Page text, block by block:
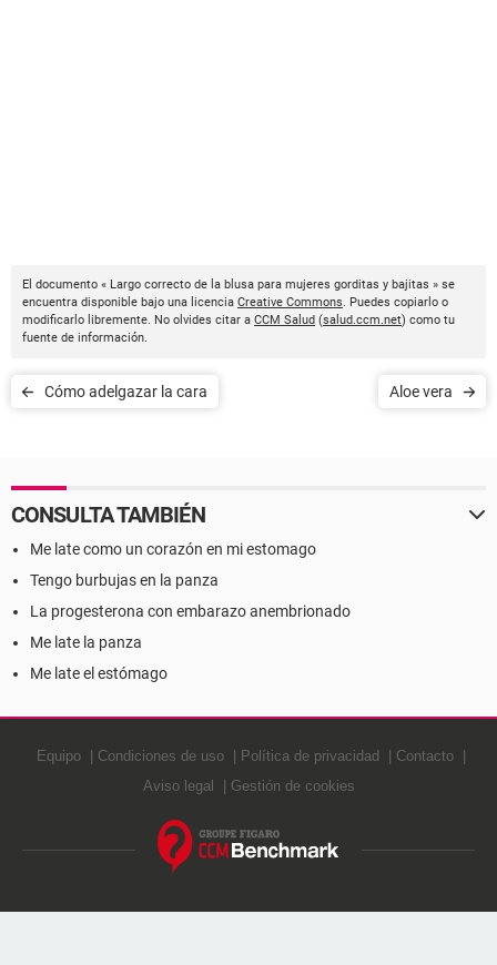
El documento « Largo correcto de la blusa para mujeres gorditas y bajitas » se
encuentra disponible bajo una licencia Creative Commons. Puedes copiarlo o
modificarlo libremente. No olvides citar a CCM Salud (salud.ccm.net) como tu
fuente de información.
Cómo adelgazar la cara Aloe vera
CONSULTA TAMBIÉN
Me late como un corazón en mi estomago
Tengo burbujas en la panza
La progesterona con embarazo anembrionado
Me late la panza
Me late el estómago
Equipo Condiciones de uso Política de privacidad
Contacto
Aviso legal
Gestión de cookies